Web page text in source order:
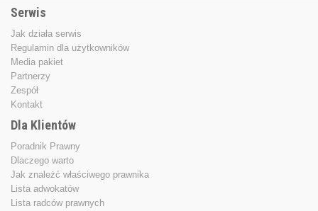
Serwis
Jak działa serwis
Regulamin dla użytkowników
Media pakiet
Partnerzy
Zespół
Kontakt
Dla Klientów
Poradnik Prawny
Dlaczego warto
Jak znależć właściwego prawnika
Lista adwokatów
Lista radców prawnych